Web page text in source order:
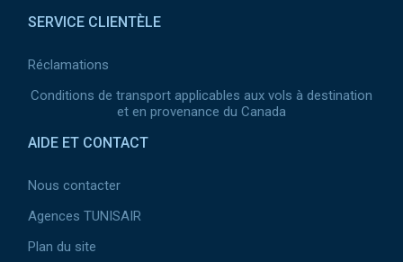
SERVICE CLIENTÈLE
Réclamations
Conditions de transport applicables aux vols à destination
et en provenance du Canada
AIDE ET CONTACT
Nous contacter
Agences TUNISAIR
Plan du site